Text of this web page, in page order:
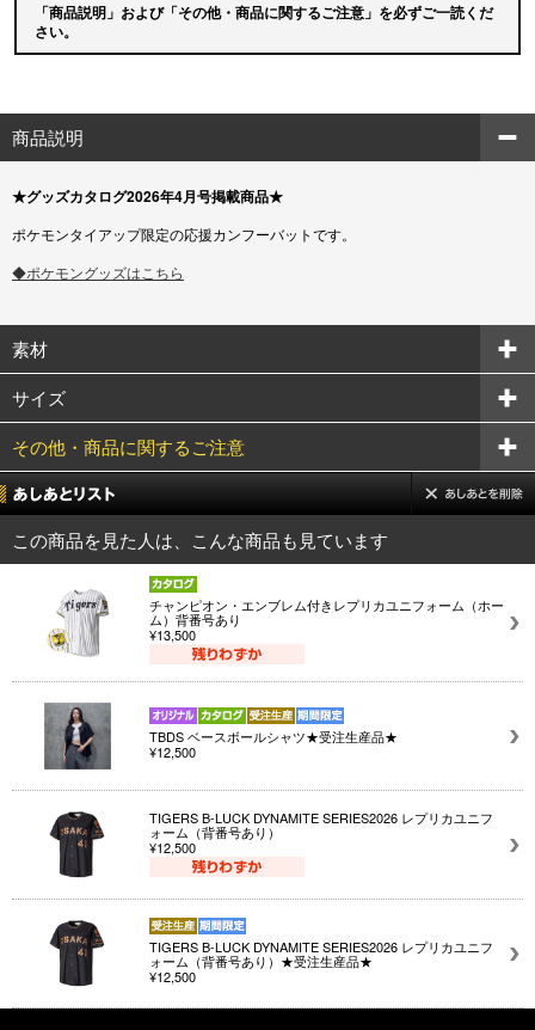
「商品説明」および「その他・商品に関するご注意」を必ずご一読くだ
さい。
商品説明
★グッズカタログ2026年4月号掲載商品★
ポケモンタイアップ限定の応援カンフーバットです。
◆ポケモングッズはこちら
素材
サイズ
その他・商品に関するご注意
この商品を見た人は、こんな商品も見ています
チャンピオン・エンブレム付きレプリカユニフォーム（ホー
ム）背番号あり
¥13,500
TBDS ベースボールシャツ★受注生産品★
¥12,500
TIGERS B-LUCK DYNAMITE SERIES2026 レプリカユニフ
ォーム（背番号あり）
¥12,500
TIGERS B-LUCK DYNAMITE SERIES2026 レプリカユニフ
ォーム（背番号あり）★受注生産品★
¥12,500